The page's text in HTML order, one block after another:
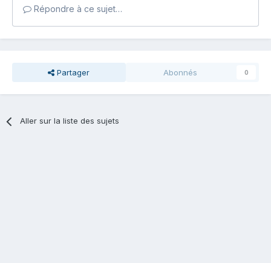
Répondre à ce sujet…
Partager Abonnés 0
Aller sur la liste des sujets